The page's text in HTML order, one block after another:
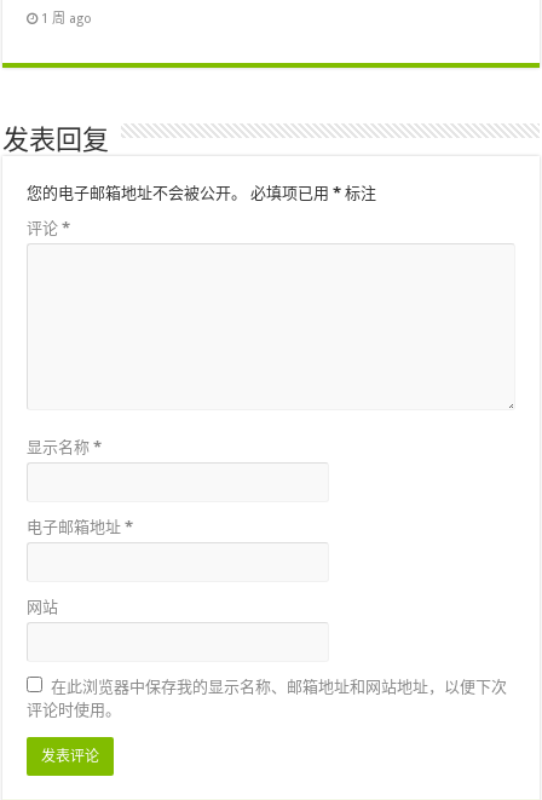
1 周 ago
发表回复
您的电子邮箱地址不会被公开。 必填项已用* 标注
评论*
显示名称*
电子邮箱地址*
网站
在此浏览器中保存我的显示名称、邮箱地址和网站地址，以便下次
评论时使用。